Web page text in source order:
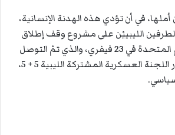
في أن تؤدي هذه الهدنة الإنسانية،
الطرفين الليبييْن على مشروع وقف إطلاق
النار الذي يسّرته الأمم المتحدة في 23 فيفري، والذي تمّ التوصل
إليه في جنيف في إطار اللجنة العسكرية المشتركة الليبية 5 + 5،